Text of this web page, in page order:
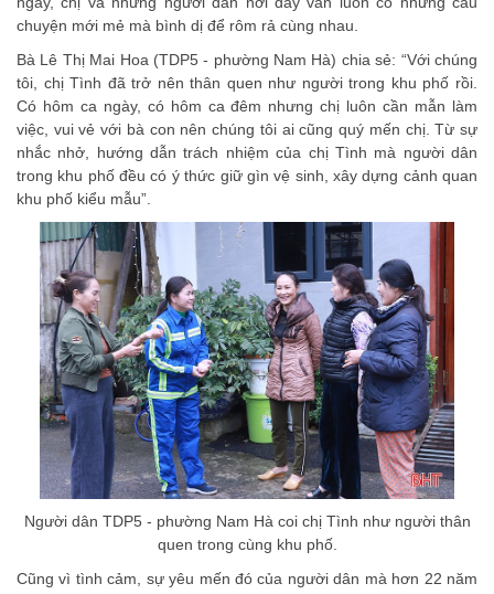
chuyện mới mẻ mà bình dị để rôm rả cùng nhau.
Bà Lê Thị Mai Hoa (TDP5 - phường Nam Hà) chia sẻ: “Với chúng
tôi, chị Tình đã trở nên thân quen như người trong khu phố rồi.
Có hôm ca ngày, có hôm ca đêm nhưng chị luôn cần mẫn làm
việc, vui vẻ với bà con nên chúng tôi ai cũng quý mến chị. Từ sự
nhắc nhở, hướng dẫn trách nhiệm của chị Tình mà người dân
trong khu phố đều có ý thức giữ gìn vệ sinh, xây dựng cảnh quan
khu phố kiểu mẫu”.
Người dân TDP5 - phường Nam Hà coi chị Tình như người thân
quen trong cùng khu phố.
Cũng vì tình cảm, sự yêu mến đó của người dân mà hơn 22 năm